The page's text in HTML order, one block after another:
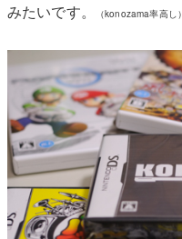
みたいです。
（konozama率高し）